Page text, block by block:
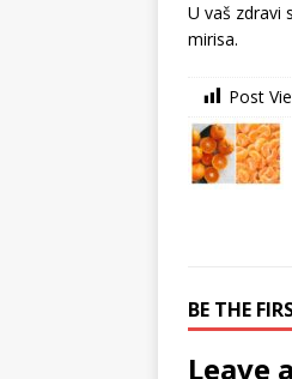
U vaš zdravi
mirisa.
Post
BE THE
Leave